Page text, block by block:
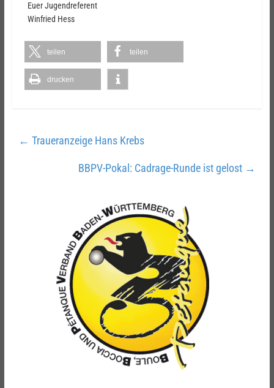
Euer Jugendreferent
Winfried Hess
teilen teilen
drucken
← Traueranzeige Hans Krebs
BBPV-Pokal: Cadrage-Runde ist gelost →